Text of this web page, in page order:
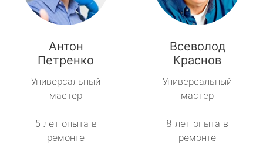
Антон
Петренко
Универсальный
мастер
5 лет опыта в
ремонте
Всеволод
Краснов
Универсальный
мастер
8 лет опыта в
ремонте